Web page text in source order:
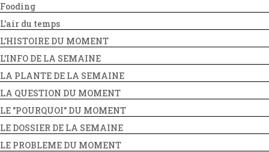
Fooding
L'air du temps
L'HISTOIRE DU MOMENT
L'INFO DE LA SEMAINE
LA PLANTE DE LA SEMAINE
LA QUESTION DU MOMENT
LE "POURQUOI" DU MOMENT
LE DOSSIER DE LA SEMAINE
LE PROBLEME DU MOMENT